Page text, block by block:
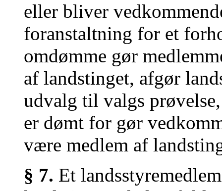
eller bliver
foranstaltning for et
omdømme gør
af landstinget, afgør
udvalg til valgs
er dømt for gør
være medlem af
§ 7. Et